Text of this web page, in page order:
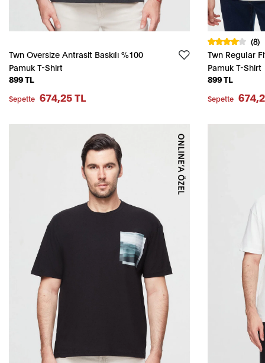
Twn Oversize Antrasit Baskılı %100
Pamuk T-Shirt
899 TL
Sepette 674,25 TL
(8)
Twn Regular
Pamuk T-Shirt
899 TL
Sepette